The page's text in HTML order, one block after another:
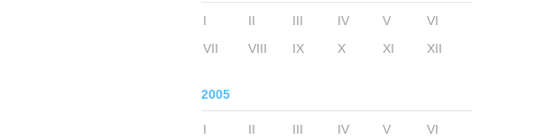
I II III IV V
VI
VII
VIII IX X XI XII
2005
I II III IV V
VI